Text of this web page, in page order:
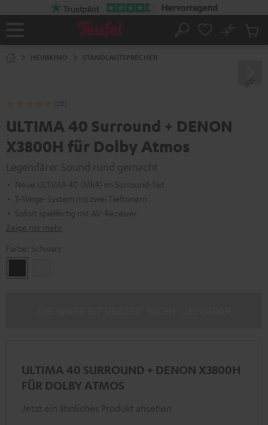
Startseite
Suche
No
HEIMKINO STANDLAUTSPRECHER
(20)
ULTIMA 40 Surround + DENON
X3800H für Dolby Atmos
Legendärer Sound rund gemacht
Neue ULTIMA 40 (Mk4) im Surround-Set
3-Wege-System mit zwei Tieftönern
Sofort spielfertig mit AV-Receiver
Zeige mir mehr
Farbe: Schwarz
ULTIMA 40 SURROUND + DENON X3800H
FÜR DOLBY ATMOS
Jetzt ein ähnliches Produkt ansehen